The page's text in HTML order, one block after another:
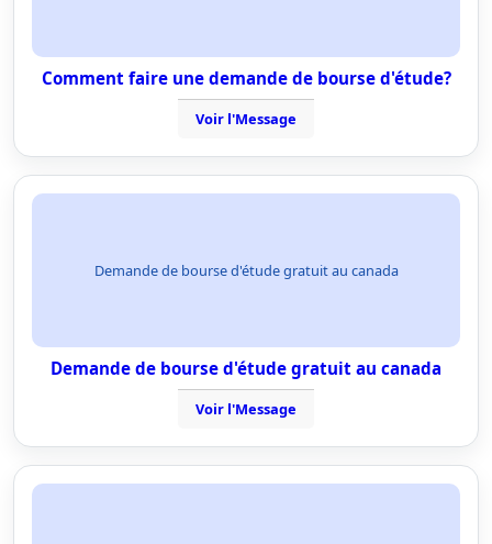
Comment faire une demande de bourse d'étude?
Voir l'Message
Demande de bourse d'étude gratuit au canada
Demande de bourse d'étude gratuit au canada
Voir l'Message